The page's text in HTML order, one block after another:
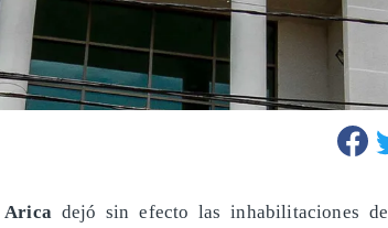
Aricadejó sin efecto las inhabilitaciones de